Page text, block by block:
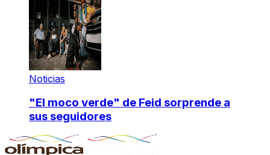
Noticias
"El moco verde" de Feid sorprende a
sus seguidores